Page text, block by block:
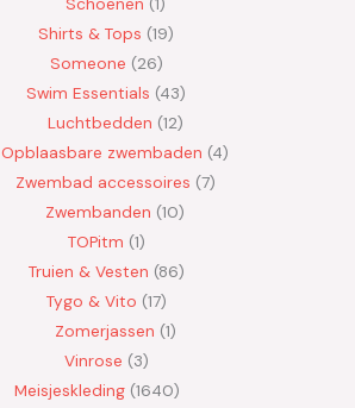
Shirts & Tops 19
Someone 26
Swim Essentials 43
Luchtbedden 12
Opblaasbare zwembaden 4
Zwembad accessoires 7
Zwembanden 10
TOPitm 1
Truien & Vesten 86
Tygo & Vito 17
Zomerjassen 1
Vinrose 3
Meisjeskleding 1640